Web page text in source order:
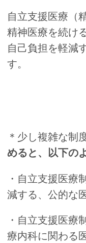
自立支援医療（
精神医療を続け
自己負担を軽減
す。
＊少し複雑な制
めると、以下の
・自立支援医療
減する、公的な
・自立支援医療
療内科に関わる